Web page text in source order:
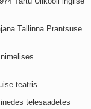
Tallinna Prantsuse
teatris.
telesaadetes